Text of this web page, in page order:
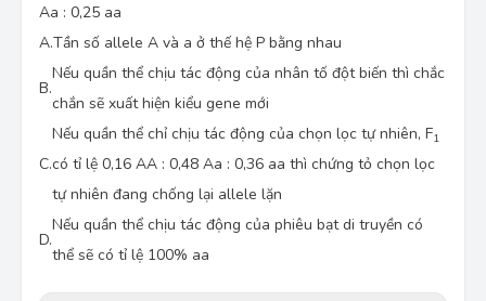
Aa : 0,25 aa
A.Tần số allele A và a ở thế hệ P bằng nhau
B.
Nếu quần thể chịu tác động của nhân tố đột biến thì chắc
chắn sẽ xuất hiện kiểu gene mới
C.
Nếu quần thể chỉ chịu tác động của chọn lọc tự nhiên, F1
có tỉ lệ 0,16 AA : 0,48 Aa : 0,36 aa thì chứng tỏ chọn lọc
tự nhiên đang chống lại allele lặn
D.
Nếu quần thể chịu tác động của phiêu bạt di truyền có
thể sẽ có tỉ lệ 100% aa